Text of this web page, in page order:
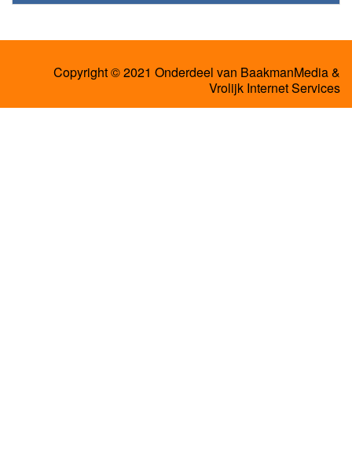
Copyright © 2021 Onderdeel van BaakmanMedia&
Vrolijk Internet Services